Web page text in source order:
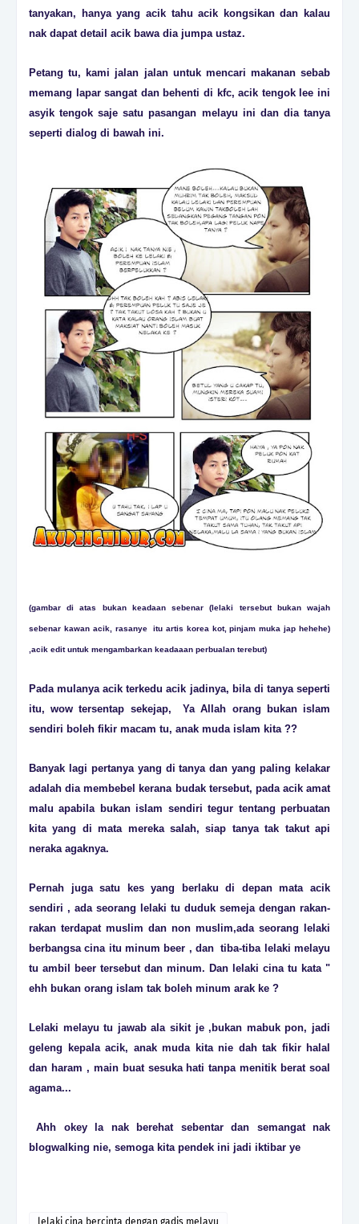
tanyakan, hanya yang acik tahu acik kongsikan dan kalau
nak dapat detail acik bawa dia jumpa ustaz.
Petang tu, kami jalan jalan untuk mencari makanan sebab
memang lapar sangat dan behenti di kfc, acik tengok lee ini
asyik tengok saje satu pasangan melayu ini dan dia tanya
seperti dialog di bawah ini.
(gambar di atas bukan keadaan sebenar (lelaki tersebut bukan wajah
sebenar kawan acik, rasanye itu artis korea kot, pinjam muka jap hehehe)
,acik edit untuk mengambarkan keadaaan perbualan terebut)
Pada mulanya acik terkedu acik jadinya, bila di tanya seperti
itu, wow tersentap sekejap, Ya Allah orang bukan islam
sendiri boleh fikir macam tu, anak muda islam kita ??
Banyak lagi pertanya yang di tanya dan yang paling kelakar
adalah dia membebel kerana budak tersebut, pada acik amat
malu apabila bukan islam sendiri tegur tentang perbuatan
kita yang di mata mereka salah, siap tanya tak takut api
neraka agaknya.
Pernah juga satu kes yang berlaku di depan mata acik
sendiri , ada seorang lelaki tu duduk semeja dengan rakan-
rakan terdapat muslim dan non muslim,ada seorang lelaki
berbangsa cina itu minum beer , dan tiba-tiba lelaki melayu
tu ambil beer tersebut dan minum. Dan lelaki cina tu kata "
ehh bukan orang islam tak boleh minum arak ke ?
Lelaki melayu tu jawab ala sikit je ,bukan mabuk pon, jadi
geleng kepala acik, anak muda kita nie dah tak fikir halal
dan haram , main buat sesuka hati tanpa menitik berat soal
agama...
Ahh okey la nak berehat sebentar dan semangat nak
blogwalking nie, semoga kita pendek ini jadi iktibar ye
lelaki cina bercinta dengan gadis melayu